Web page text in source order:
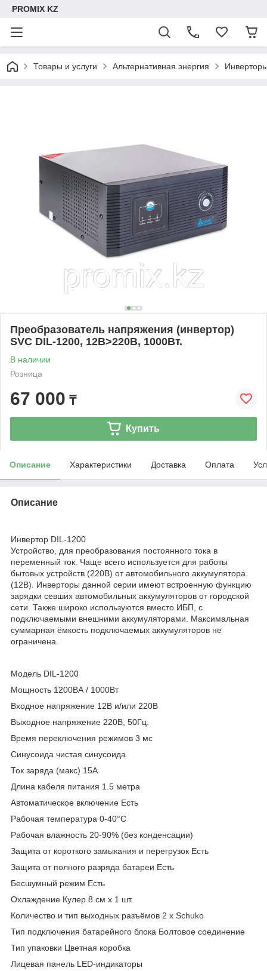
PROMIX KZ
Товары и услуги Альтернативная энергия
Преобразователь напряжения (инвертор)
SVC DIL-1200, 12В>220В, 1000Вт.
В наличии
Розница
67 000 ₸
Купить
Описание Характеристики Доставка Оплата
Описание
Инвертор DIL-1200
Устройство, для преобразования постоянного тока в
переменный ток. Чаще всего используется для работы
бытовых устройств (220В) от автомобильного аккумулятора
(12В). Инверторы данной серии имеют встроенную функцию
зарядки севших автомобильных аккумуляторов от городской
сети. Также широко используются вместо ИБП, с
подключаемыми внешними аккумуляторами. Максимальная
суммарная ёмкость подключаемых аккумуляторов не
ограничена.
Модель DIL-1200
Мощность 1200ВА / 1000Вт
Входное напряжение 12В и/или 220В
Выходное напряжение 220В, 50Гц.
Время переключения режимов 3 мс
Синусоида чистая синусоида
Ток заряда (макс) 15А
Длина кабеля питания 1.5 метра
Автоматическое включение Есть
Рабочая температура 0-40°С
Рабочая влажность 20-90% (без конденсации)
Защита от короткого замыкания и перегрузок Есть
Защита от полного разряда батареи Есть
Бесшумный режим Есть
Охлаждение Кулер 8 см x 1 шт.
Количество и тип выходных разъёмов 2 х Schuko
Тип подключения батарейного блока Болтовое соединение
Тип упаковки Цветная коробка
Лицевая панель LED-индикаторы